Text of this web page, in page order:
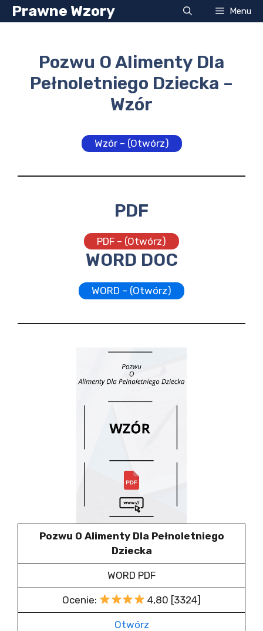
Przejdź
do
Prawne Wzory Menu
Pozwu O Alimenty Dla
Pełnoletniego Dziecka –
Wzór
Wzór – (Otwórz)
PDF
PDF – (Otwórz)
WORD DOC
WORD – (Otwórz)
Pozwu O Alimenty Dla Pełnoletniego
Dziecka
WORD PDF
Ocenie: 4,80 [3324]
Otwórz